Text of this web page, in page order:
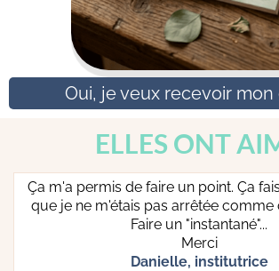
Oui, je veux recevoir mon
ELLES ONT
Ça m'a permis de faire un point. Ça
que je ne m'étais pas arrêtée comme
Faire un "instantané"...
Merci
Danielle, institutrice